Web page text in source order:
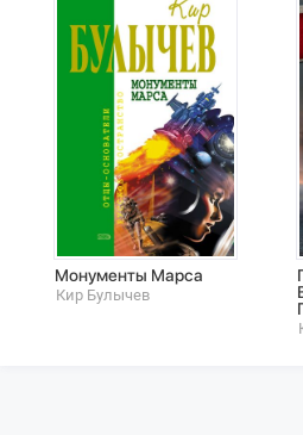
Монументы Марса
Кир Булычев